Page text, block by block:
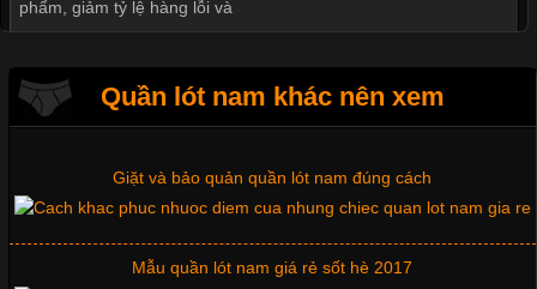
phẩm, giảm tỷ lệ hàng lỗi và
Áo thun là một trong những trang phục phổ biến nhất hiện nay
Quần lót nam khác nên xem
Xu hướng thời trang trẻ và quần lót nam giá sỉ
Giặt và bảo quản quần lót nam đúng cách
Mẫu quần lót nam giá rẻ sốt hè 2017